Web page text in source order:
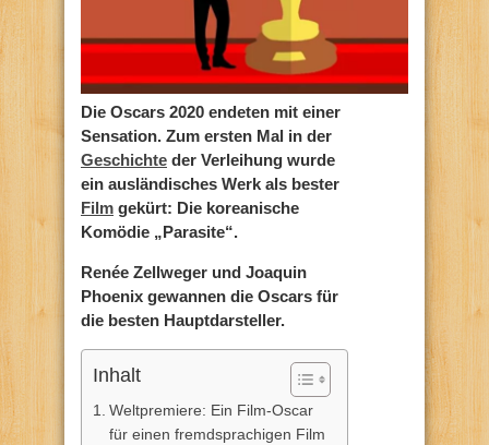
Die Oscars 2020 endeten mit einer
Sensation. Zum ersten Mal in der
Geschichte der Verleihung wurde
ein ausländisches Werk als bester
Film gekürt: Die koreanische
Komödie „Parasite“.
Renée Zellweger und Joaquin
Phoenix gewannen die Oscars für
die besten Hauptdarsteller.
Inhalt
Weltpremiere: Ein Film-Oscar
für einen fremdsprachigen Film